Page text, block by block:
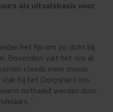
als uitvalsbasis voor
het fijn om zo dicht bij
Bovendien valt het ons al
steeds meer mooie
bij het Dorpshart ons
onthaald werden door